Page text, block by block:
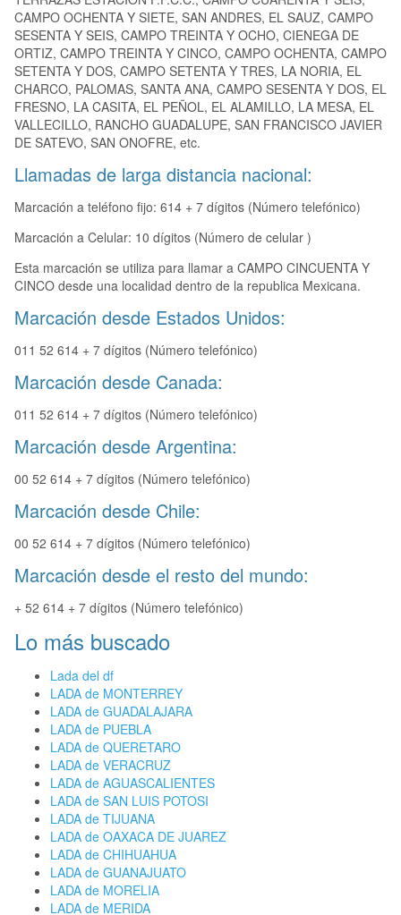
CAMPO OCHENTA Y SIETE, SAN ANDRES, EL SAUZ, CAMPO
SESENTA Y SEIS, CAMPO TREINTA Y OCHO, CIENEGA DE
ORTIZ, CAMPO TREINTA Y CINCO, CAMPO OCHENTA, CAMPO
SETENTA Y DOS, CAMPO SETENTA Y TRES, LA NORIA, EL
CHARCO, PALOMAS, SANTA ANA, CAMPO SESENTA Y DOS, EL
FRESNO, LA CASITA, EL PEÑOL, EL ALAMILLO, LA MESA, EL
VALLECILLO, RANCHO GUADALUPE, SAN FRANCISCO JAVIER
DE SATEVO, SAN ONOFRE, etc.
Llamadas de larga distancia nacional:
Marcación a teléfono fijo: 614 + 7 dígitos (Número telefónico)
Marcación a Celular: 10 dígitos (Número de celular )
Esta marcación se utiliza para llamar a CAMPO CINCUENTA Y
CINCO desde una localidad dentro de la republica Mexicana.
Marcación desde Estados Unidos:
011 52 614 + 7 dígitos (Número telefónico)
Marcación desde Canada:
011 52 614 + 7 dígitos (Número telefónico)
Marcación desde Argentina:
00 52 614 + 7 dígitos (Número telefónico)
Marcación desde Chile:
00 52 614 + 7 dígitos (Número telefónico)
Marcación desde el resto del mundo:
+ 52 614 + 7 dígitos (Número telefónico)
Lo más buscado
Lada del df
LADA de MONTERREY
LADA de GUADALAJARA
LADA de PUEBLA
LADA de QUERETARO
LADA de VERACRUZ
LADA de AGUASCALIENTES
LADA de SAN LUIS POTOSI
LADA de TIJUANA
LADA de OAXACA DE JUAREZ
LADA de CHIHUAHUA
LADA de GUANAJUATO
LADA de MORELIA
LADA de MERIDA